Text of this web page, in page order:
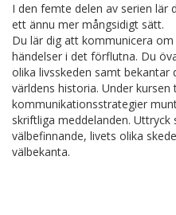
I den femte delen av serien lär
ett ännu mer mångsidigt sätt.
Du lär dig att kommunicera
händelser i det förflutna. Du
olika livsskeden samt bekantar
världens historia. Under kursen
kommunikationsstrategier
skriftliga meddelanden.
välbefinnande, livets olika
välbekanta.